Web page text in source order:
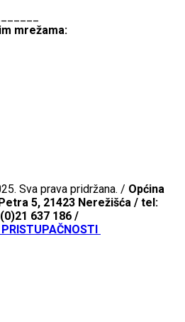
mrežama:
Sva prava pridržana. / Općina
5, 21423 Nerežišća / tel:
637 186 /